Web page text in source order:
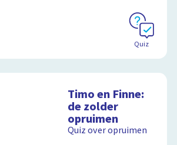
Quiz
Timo en Finne:
de zolder
opruimen
Quiz over opruimen